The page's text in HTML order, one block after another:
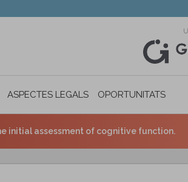
I INCLUSIÓ SOCIAL
ASPECTES LEGALS OPORTUNITATS
initial assessment of cognitive function.